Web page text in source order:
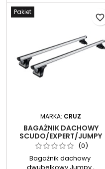
Pakiet
MARKA: CRUZ
BAGAŻNIK DACHOWY
SCUDO/EXPERT/JUMPY
2016- CRUZ ALU CARGO
AF2-138
(0)
Bagażnik dachowy
dwubelkowy Jumpy ,
favorite_border